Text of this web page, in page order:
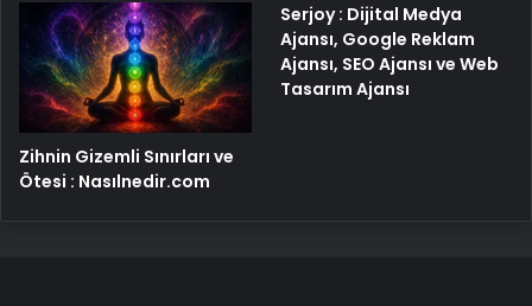
Zihnin Gizemli Sınırları ve
Ötesi : Nasılnedir.com
Serjoy : Dijital Medya
Ajansı, Google Reklam
Ajansı, SEO Ajansı ve Web
Tasarım Ajansı